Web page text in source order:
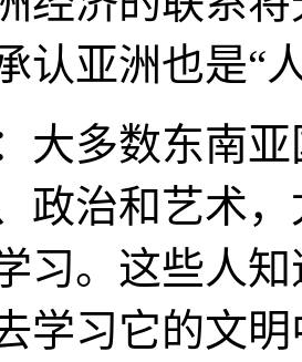
认亚洲也是“
大多数东南
政治和艺术
习。这些人
学习它的文